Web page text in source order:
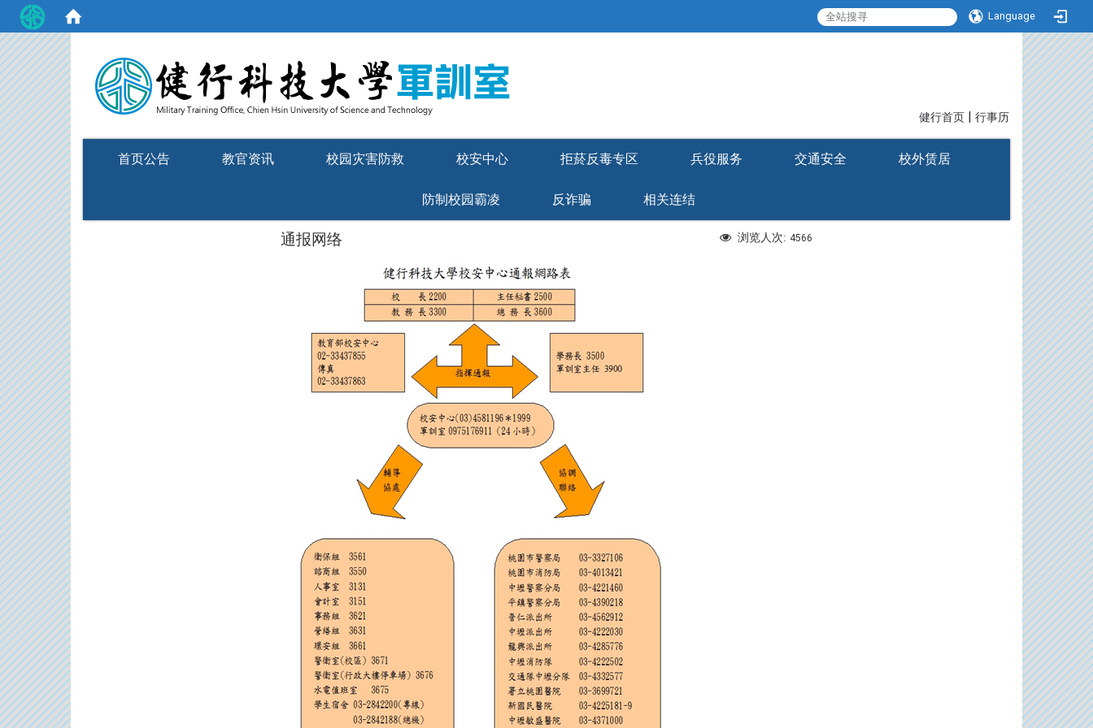
Language
健行首页 | 行事历
首页公告 教官资讯 校园灾害防救 校安中心 拒菸反毒专区 兵役服务 交通安全 校外赁居
防制校园霸凌 反诈骗 相关连结
浏览人次: 4566
通报网络